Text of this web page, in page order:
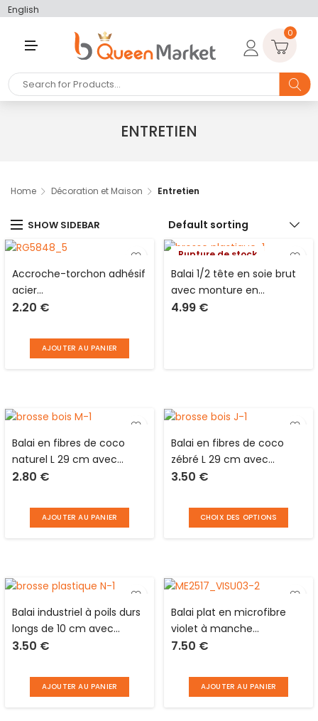
English
U
0
ENTRETIEN
Home Décoration et Maison Entretien
SHOW SIDEBAR Default sorting
Accroche-torchon adhésif
acier
inoxydable/caoutchouc Je
2.20 €
AJOUTER AU PANIER
Rupture de stock
Balai 1/2 tête en soie brut
avec monture en
plastique de L 38 cm et
4.99 €
Balai en fibres de coco
naturel L 29 cm avec
monture en bois et douille
français
2.80 €
AJOUTER AU PANIER
Balai en fibres de coco
zébré L 29 cm avec
monture en bois et douille
français
3.50 €
CHOIX DES OPTIONS
Balai industriel à poils durs
longs de 10 cm avec
monture en plastique de L
français
3.50 €
AJOUTER AU PANIER
Balai plat en microfibre
violet à manche
télescopique de 71 à 118
7.50 €
AJOUTER AU PANIER